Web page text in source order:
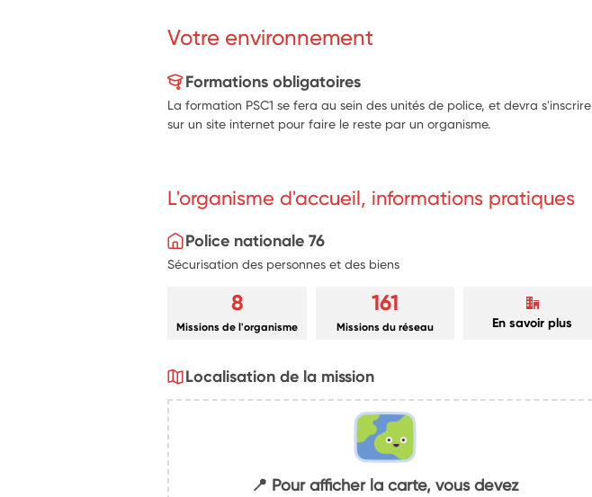
Votre environnement
Formations obligatoires
La formation PSC1 se fera au sein des unités de police, et devra s'inscrire
sur un site internet pour faire le reste par un organisme.
L'organisme d'accueil, informations pratiques
Police nationale 76
Sécurisation des personnes et des biens
8
Missions de l'organisme
161
Missions du réseau En savoir plus
Localisation de la mission
📍 Pour afficher la carte, vous devez